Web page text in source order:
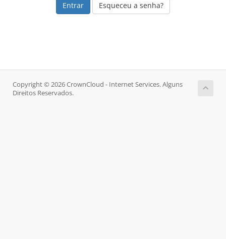
Esqueceu a senha?
Copyright © 2026 CrownCloud - Internet Services. Alguns
Direitos Reservados.